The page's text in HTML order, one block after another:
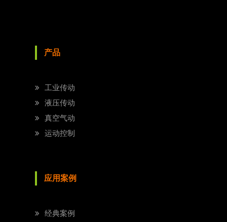
产品
工业传动
液压传动
真空气动
运动控制
应用案例
经典案例